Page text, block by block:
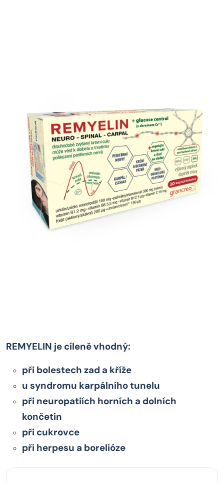
REMYELIN je cíleně vhodný:
při bolestech zad a kříže
u syndromu karpálního tunelu
při neuropatiích horních a dolních
končetin
při cukrovce
při herpesu a borelióze